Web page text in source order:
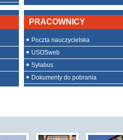
PRACOWNICY
Poczta nauczycielska
USOSweb
Sylabus
Dokumenty do pobrania